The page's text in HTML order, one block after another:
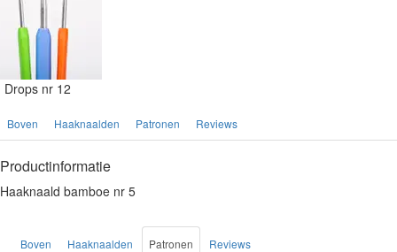
Drops nr 12
Boven Haaknaalden Patronen Reviews
Productinformatie
Haaknaald bamboe nr 5
Boven Haaknaalden Patronen Reviews